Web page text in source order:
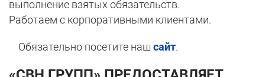
выполнение взятых обязательств.
Работаем с корпоративными клиентами.
Обязательно посетите наш сайт.